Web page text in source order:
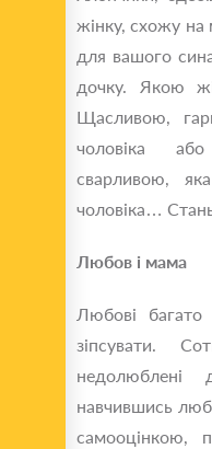
жінку, схожу на
для вашого
дочку. Якою
Щасливою,
чоловіка
сварливою,
чоловіка…
Любов і мама
Любові
зіпсувати.
навчившись
самооцінкою,